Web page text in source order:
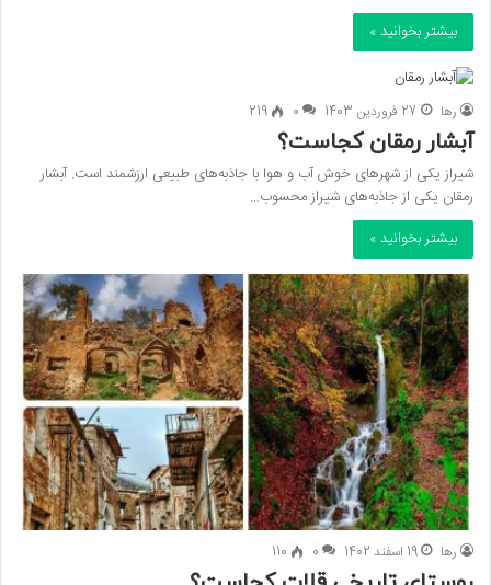
بیشتر بخوانید »
رها 27 فروردین 1403 0
219
آبشار رمقان کجاست؟
شیراز یکی از شهرهای خوش آب و هوا با جاذبه‌های طبیعی ارزشمند است. آبشار
رمقان یکی از جاذبه‌های شیراز محسوب…
بیشتر بخوانید »
رها 19 اسفند 1402 0
110